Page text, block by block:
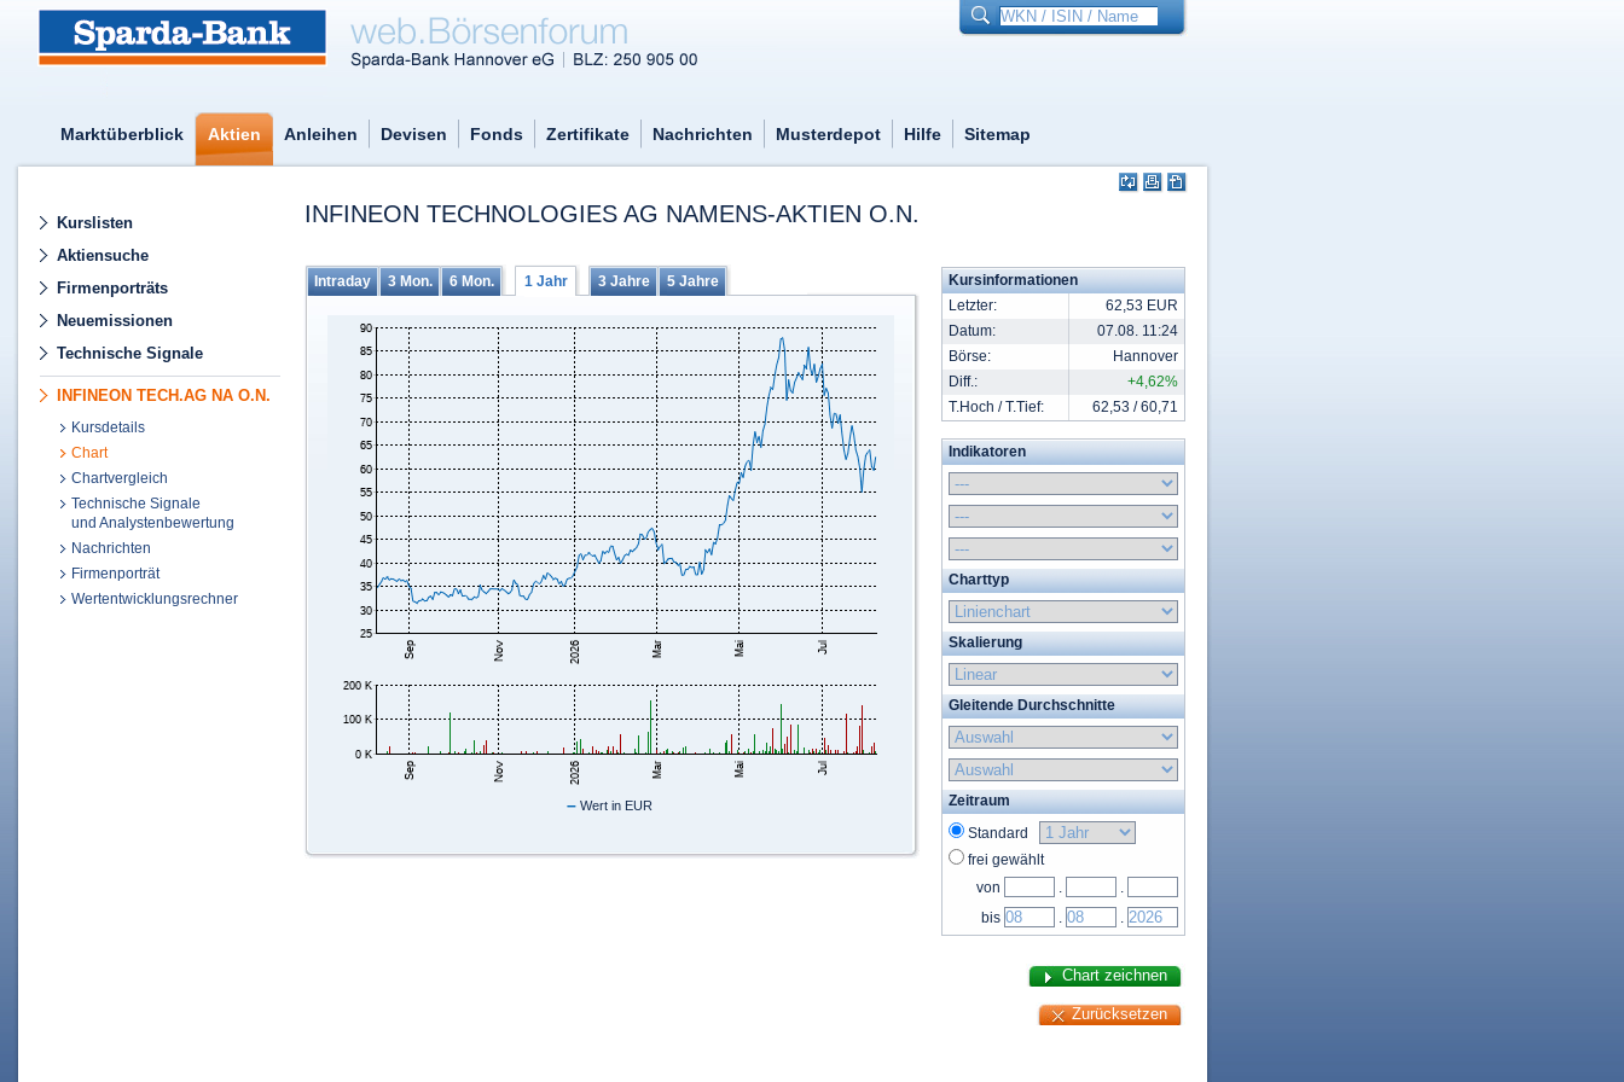
Marktüberblick Aktien Anleihen Devisen Fonds Zertifikate Nachrichten Musterdepot Hilfe Sitemap
Kurslisten
Aktiensuche
Firmenporträts
Neuemissionen
Technische Signale
INFINEON TECH.AG NA O.N.
Kursdetails
Chart
Chartvergleich
Technische Signale
und Analystenbewertung
Nachrichten
Firmenporträt
Wertentwicklungsrechner
INFINEON TECHNOLOGIES AG NAMENS-AKTIEN O.N.
Intraday 3 Mon. 6 Mon. 1 Jahr 3 Jahre 5 Jahre
–Wert in EUR
Kursinformationen
Letzter:
62,53 EUR
Datum:
07.08. 11:24
Börse:
Hannover
Diff.:
+4,62%
T.Hoch / T.Tief:
62,53 / 60,71
Indikatoren
Charttyp
Skalierung
Gleitende Durchschnitte
Zeitraum
Standard
frei gewählt
von
.
.
bis
. .